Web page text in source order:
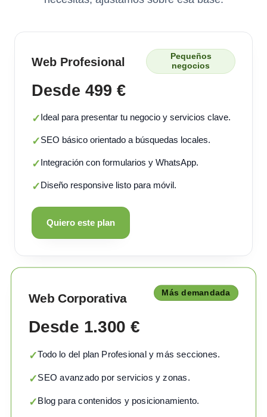
Web Profesional
Pequeños
negocios
Desde 499 €
✓Ideal para presentar tu negocio y servicios clave.
✓SEO básico orientado a búsquedas locales.
✓Integración con formularios y WhatsApp.
✓Diseño responsive listo para móvil.
Quiero este plan
Web Corporativa Más demandada
Desde 1.300 €
✓Todo lo del plan Profesional y más secciones.
✓SEO avanzado por servicios y zonas.
✓Blog para contenidos y posicionamiento.